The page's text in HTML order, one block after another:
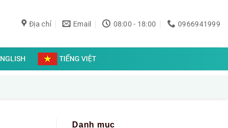
Địa chỉ Email 08:00 - 18:00 0966941999
TIẾNG VIỆT
Danh mục